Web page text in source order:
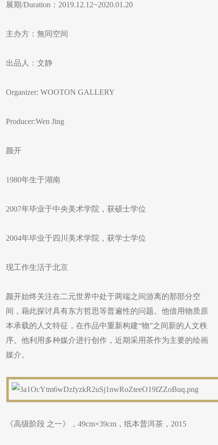
展期/Duration：2019.12.12~2020.01.20
主办方：無同空间
出品人：文静
Organizer: WOOTON GALLERY
Producer:Wen Jing
颜开
1980年生于湖南
2007年毕业于中央美术学院，获硕士学位
2004年毕业于四川美术学院，获学士学位
现工作生活于北京
颜开始终关注在二元世界中处于两端之间游离的那部分空
间，藉此探讨具有东方哲思等普遍性的问题。他借用物质原
本承载的人文特征，在作品中重新构建“物”之间新的人文秩
序。他利用多种媒介进行创作，近期采用茶作为主要的绘画
媒介。
《高级阶段 之一》，49cm×39cm，纸本普洱茶，2015